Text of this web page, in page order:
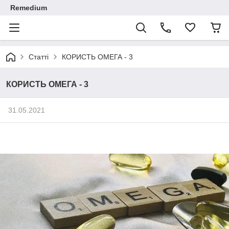
Remedium
Статті КОРИСТЬ ОМЕГА - 3
КОРИСТЬ ОМЕГА - 3
31.05.2021